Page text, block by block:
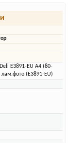
E3891-EU A4 (80-
(E3891-EU)